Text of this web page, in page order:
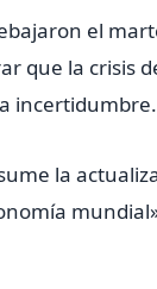
el
que la crisis
incertidumbre.
la